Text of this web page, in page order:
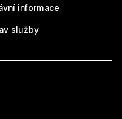
informace
služby